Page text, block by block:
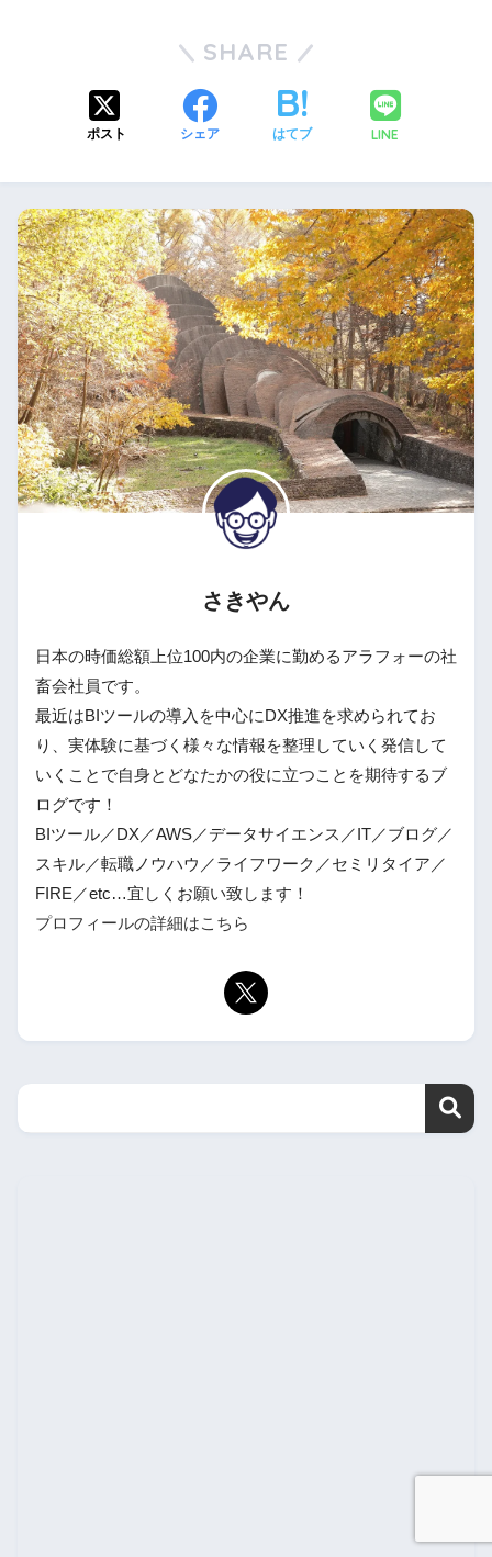
SHARE
ポスト シェア はてブ LINE
さきやん
日本の時価総額上位100内の企業に勤めるアラフォーの社
畜会社員です。
最近はBIツールの導入を中心にDX推進を求められてお
り、実体験に基づく様々な情報を整理していく発信して
いくことで自身とどなたかの役に立つことを期待するブ
ログです！
BIツール／DX／AWS／データサイエンス／IT／ブログ／
スキル／転職ノウハウ／ライフワーク／セミリタイア／
FIRE／etc…宜しくお願い致します！
プロフィールの詳細はこちら